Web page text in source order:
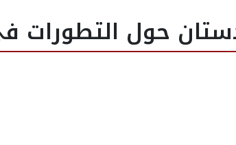
حول التطورات